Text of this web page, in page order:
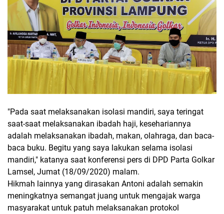
"Pada saat melaksanakan isolasi mandiri, saya teringat
saat-saat melaksanakan ibadah haji, kesehariannya
adalah melaksanakan ibadah, makan, olahraga, dan baca-
baca buku. Begitu yang saya lakukan selama isolasi
mandiri," katanya saat konferensi pers di DPD Parta Golkar
Lamsel, Jumat (18/09/2020) malam.
Hikmah lainnya yang dirasakan Antoni adalah semakin
meningkatnya semangat juang untuk mengajak warga
masyarakat untuk patuh melaksanakan protokol